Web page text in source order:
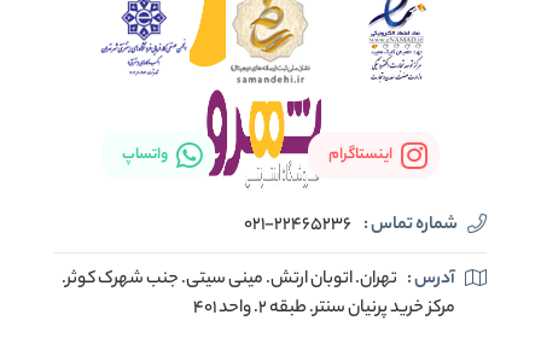
اینستاگرام واتساپ
شماره تماس : 021-22465236
آدرس : تهران. اتوبان ارتش. مینی سیتی. جنب شهرک کوثر.
مرکز خرید پرنیان سنتر. طبقه ۲. واحد ۴۰۱